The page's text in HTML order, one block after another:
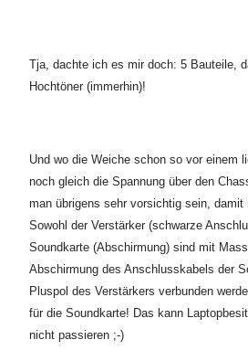
Tja, dachte ich es mir doch: 5 Bauteile,
Hochtöner (immerhin)!
Und wo die Weiche schon so vor einem
noch gleich die Spannung über den
man übrigens sehr vorsichtig sein,
Sowohl der Verstärker (schwarze
Soundkarte (Abschirmung) sind mit
Abschirmung des Anschlusskabels der
Pluspol des Verstärkers verbunden
für die Soundkarte! Das kann
nicht passieren ;-)